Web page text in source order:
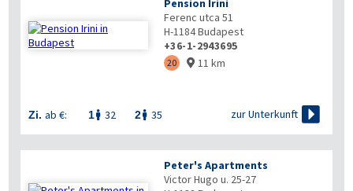
Pension Irini
Ferenc utca 51
H-1184Budapest
+36-1-2943695
20  11 km
Zi. ab €: 1 32 2 35 zur Unterkunft 
Peter's Apartments
Victor Hugo u. 25-27